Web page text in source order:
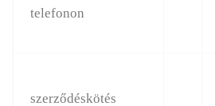
telefonon
szerződéskötés